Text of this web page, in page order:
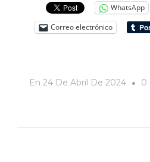
WhatsApp
Correo electrónico
En 24 De Abril De 2024 0